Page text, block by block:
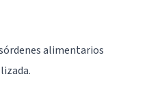
alimentarios